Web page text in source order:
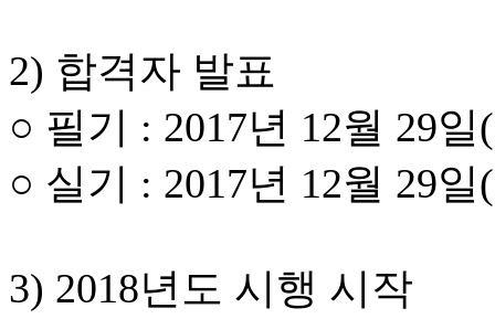
2) 합격자 발표
○ 필기 : 2017년 12월 29일
○ 실기 : 2017년 12월 29일
3) 2018년도 시행 시작